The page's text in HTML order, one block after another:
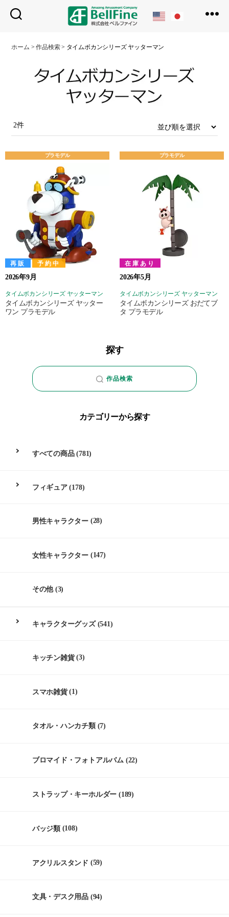
フ
ン
ホーム >作品検索> タイムボカンシリーズ ヤッターマン
2件
プラモデル
再販 予約中
2026年9月
タイムボカンシリーズ ヤッターマン
タイムボカンシリーズ ヤッター
ワン プラモデル
プラモデル
在庫あり
2026年5月
タイムボカンシリーズ ヤッターマン
タイムボカンシリーズ おだてブ
タ プラモデル
探す
作品検索
カテゴリーから探す
すべての商品(781)
フィギュア(178)
男性キャラクター (28)
女性キャラクター (147)
その他(3)
キャラクターグッズ(541)
キッチン雑貨(3)
スマホ雑貨(1)
タオル・ハンカチ類(7)
ブロマイド・フォトアルバム (22)
ストラップ・キーホルダー (189)
バッジ類(108)
アクリルスタンド (59)
文具・デスク用品 (94)